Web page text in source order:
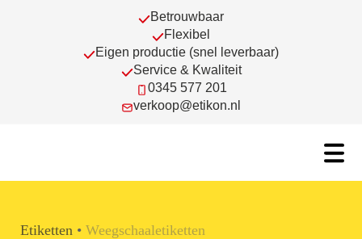
Betrouwbaar
Flexibel
Eigen productie (snel leverbaar)
Service & Kwaliteit
0345 577 201
verkoop@etikon.nl
Etiketten • Weegschaaletiketten